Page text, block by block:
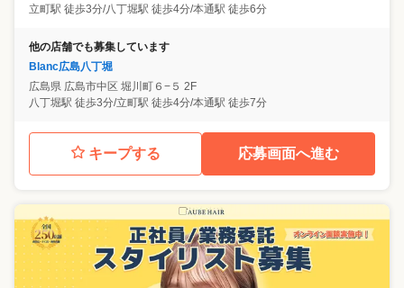
立町駅 徒歩3分/八丁堀駅 徒歩4分/本通駅 徒歩6分
他の店舗でも募集しています
Blanc広島八丁堀
広島県 広島市中区 堀川町６−５ 2F
八丁堀駅 徒歩3分/立町駅 徒歩4分/本通駅 徒歩7分
キープする 応募画面へ進む